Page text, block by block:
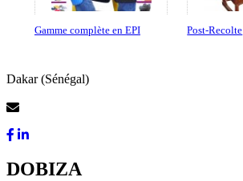
Gamme complète en EPI Post-Recolte
Dakar (Sénégal)
DOBIZA